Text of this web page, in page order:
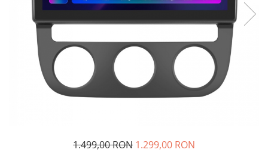
Navigatii Audi
Navigatii BMW
Navigatii Mercedes
Navigatii Fiat
Navigatii Nissan
Navigatii Citroen
Navigatii Mitsubishi
1.499,00 RON 1.299,00 RON